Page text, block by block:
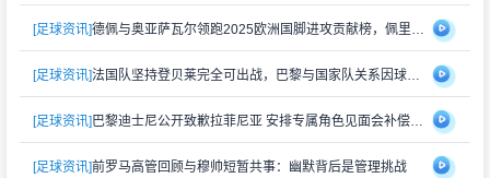
[足球资讯] 德佩与奥亚萨瓦尔领跑2025欧洲国脚进攻贡献榜，佩里西奇紧随其后
[足球资讯] 法国队坚持登贝莱完全可出战，巴黎与国家队关系因球员伤情再度紧张
[足球资讯] 巴黎迪士尼公开致歉拉菲尼亚 安排专属角色见面会补偿受冷落经历
[足球资讯]前罗马高管回顾与穆帅短暂共事：幽默背后是管理挑战